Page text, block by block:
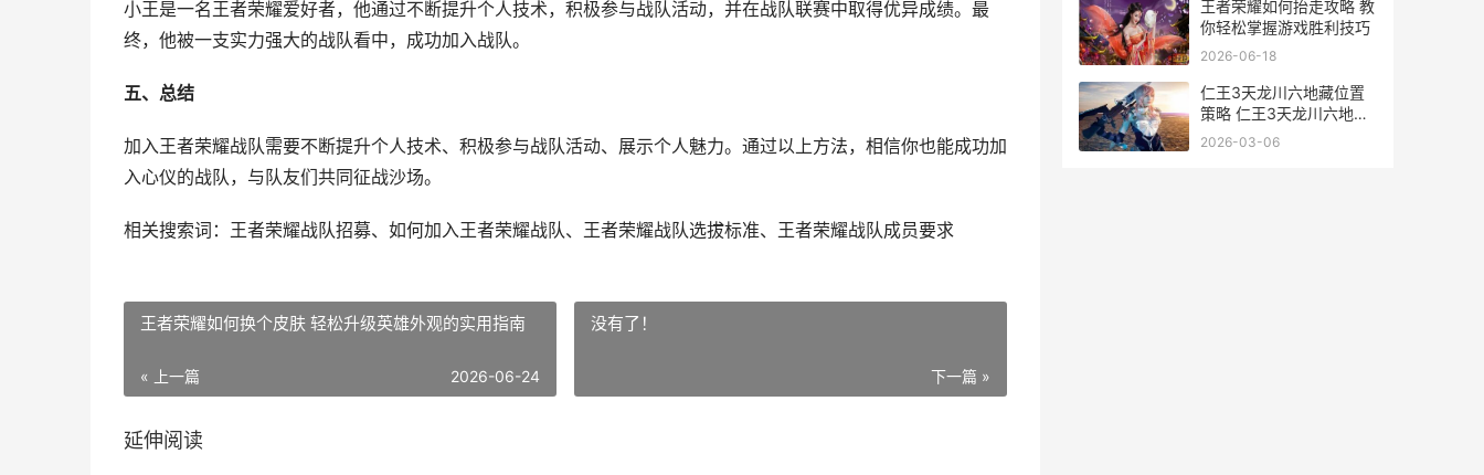
小王是一名王者荣耀爱好者，他通过不断提升个人技术，积极参与战队活动，并在战队联赛中取得优异成绩。最
终，他被一支实力强大的战队看中，成功加入战队。
五、总结
加入王者荣耀战队需要不断提升个人技术、积极参与战队活动、展示个人魅力。通过以上方法，相信你也能成功加
入心仪的战队，与队友们共同征战沙场。
相关搜索词：王者荣耀战队招募、如何加入王者荣耀战队、王者荣耀战队选拔标准、王者荣耀战队成员要求
王者荣耀如何换个皮肤 轻松升级英雄外观的实用指南
« 上一篇 2026-06-24
没有了！
下一篇 »
延伸阅读
王者荣耀如何抬走攻略 教
你轻松掌握游戏胜利技巧
2026-06-18
仁王3天龙川六地藏位置
策略 仁王3天龙川六地藏
位置分布 仁王第三个dlc
2026-03-06